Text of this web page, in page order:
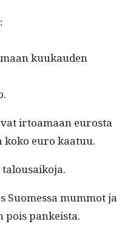
kuukau­den
irtoa­maan eurosta
koko euro kaatuu.
Suomes­sa mum­mot ja
pankeista.